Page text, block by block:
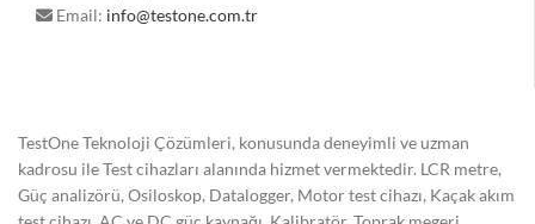
Email: info@testone.com.tr
TestOne Teknoloji Çözümleri, konusunda deneyimli ve uzman
kadrosu ile Test cihazları alanında hizmet vermektedir. LCR metre,
Güç analizörü, Osiloskop, Datalogger, Motor test cihazı, Kaçak akım